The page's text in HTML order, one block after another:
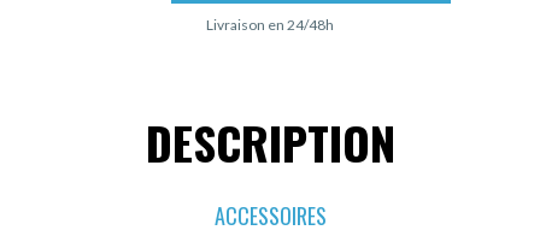
Livraison en 24/48h
DESCRIPTION
ACCESSOIRES